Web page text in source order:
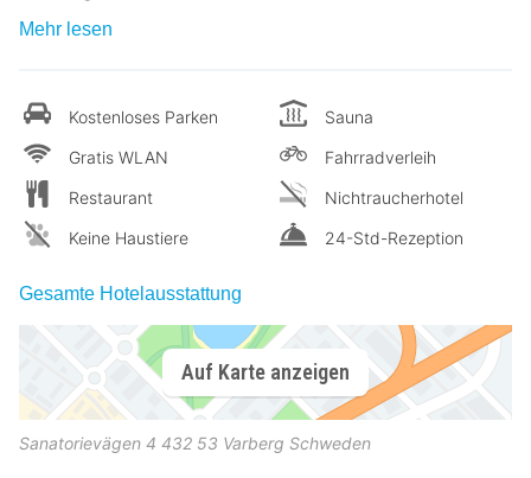
Mehr lesen
Kostenloses Parken
Gratis WLAN
Restaurant
Keine Haustiere
Sauna
Fahrradverleih
Nichtraucherhotel
24-Std-Rezeption
Gesamte Hotelausstattung
Auf Karte anzeigen
Sanatorievägen 4 432 53 Varberg Schweden